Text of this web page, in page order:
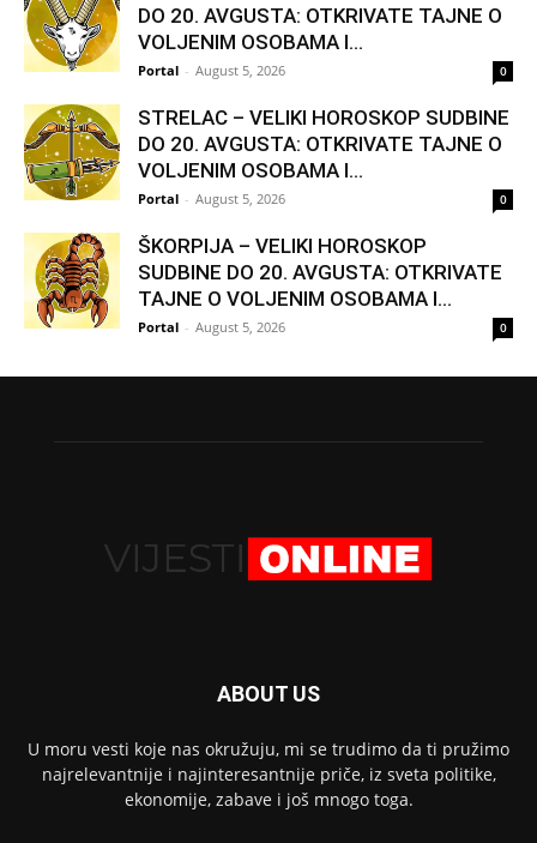
DO 20. AVGUSTA: OTKRIVATE TAJNE O
VOLJENIM OSOBAMA I...
Portal - August 5, 2026 0
STRELAC – VELIKI HOROSKOP SUDBINE
DO 20. AVGUSTA: OTKRIVATE TAJNE O
VOLJENIM OSOBAMA I...
Portal - August 5, 2026 0
ŠKORPIJA – VELIKI HOROSKOP
SUDBINE DO 20. AVGUSTA: OTKRIVATE
TAJNE O VOLJENIM OSOBAMA I...
Portal - August 5, 2026 0
ABOUT US
U moru vesti koje nas okružuju, mi se trudimo da ti pružimo
najrelevantnije i najinteresantnije priče, iz sveta politike,
ekonomije, zabave i još mnogo toga.